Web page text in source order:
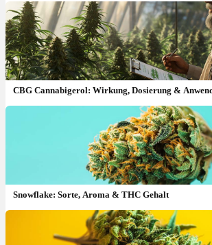
CBG Cannabigerol: Wirkung, Dosierung &
Snowflake: Sorte, Aroma & THC Gehalt